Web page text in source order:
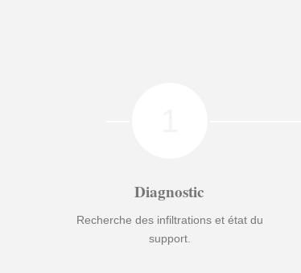
Diagnostic
Recherche des infiltrations et état du
support.